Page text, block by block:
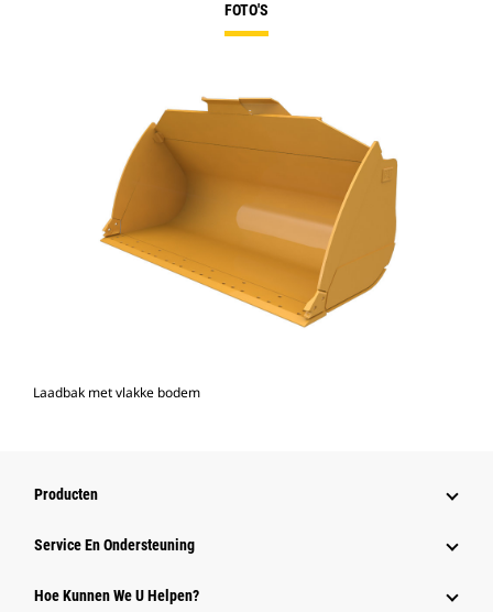
FOTO'S
Laadbak met vlakke bodem
Producten
Service En Ondersteuning
Hoe Kunnen We U Helpen?